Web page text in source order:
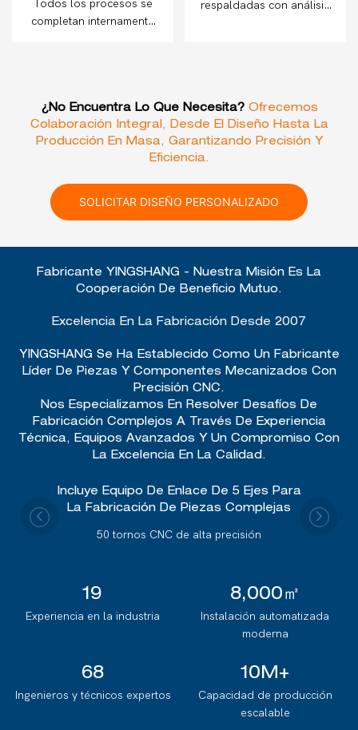
Todos los procesos se
completan internamente
respaldadas con análisis
¿No Encuentra Lo Que Necesita? Ofrecemos
Colaboración Integral, Desde El Diseño Hasta La
Producción En Masa, Garantizando Precisión Y
Eficiencia.
SOLICITAR DISEÑO PERSONALIZADO
Fabricante YINGSHANG - Nuestra Misión Es La
Cooperación De Beneficio Mutuo.
Excelencia En La Fabricación Desde 2007
YINGSHANG Se Ha Establecido Como Un Fabricante
Líder De Piezas Y Componentes Mecanizados Con
Precisión CNC.
Nos Especializamos En Resolver Desafíos De
Fabricación Complejos A Través De Experiencia
Técnica, Equipos Avanzados Y Un Compromiso Con
La Excelencia En La Calidad.
50 tornos CNC de alta precisión
Incluye Equipo De Enlace De 5 Ejes Para
La Fabricación De Piezas Complejas
19
Experiencia en la industria
8,000㎡
Instalación automatizada
moderna
68
Ingenieros y técnicos expertos
10M+
Capacidad de producción
escalable